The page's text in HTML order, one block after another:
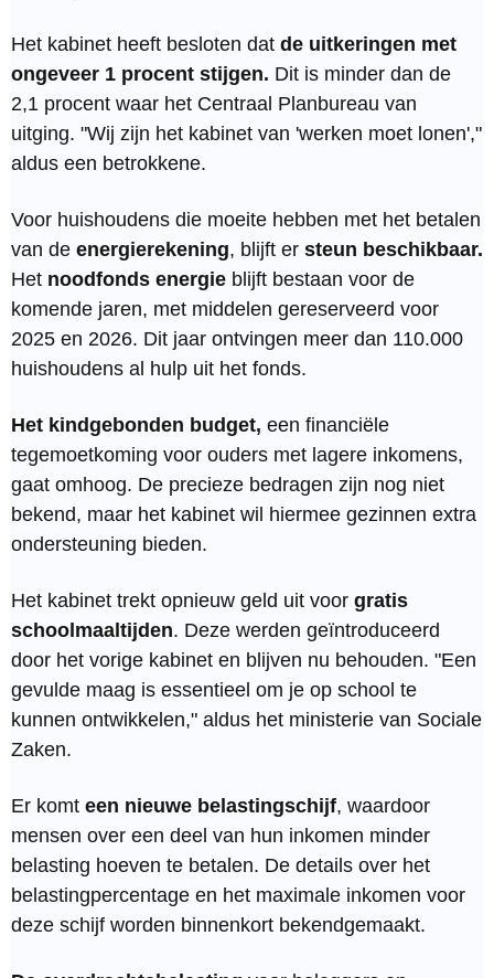
Het kabinet heeft besloten dat de uitkeringen met
ongeveer 1 procent stijgen. Dit is minder dan de
2,1 procent waar het Centraal Planbureau van
uitging. "Wij zijn het kabinet van 'werken moet lonen',"
aldus een betrokkene.
Voor huishoudens die moeite hebben met het betalen
van de energierekening, blijft er steun beschikbaar.
Het noodfonds energie blijft bestaan voor de
komende jaren, met middelen gereserveerd voor
2025 en 2026. Dit jaar ontvingen meer dan 110.000
huishoudens al hulp uit het fonds.
Het kindgebonden budget, een financiële
tegemoetkoming voor ouders met lagere inkomens,
gaat omhoog. De precieze bedragen zijn nog niet
bekend, maar het kabinet wil hiermee gezinnen extra
ondersteuning bieden.
Het kabinet trekt opnieuw geld uit voor gratis
schoolmaaltijden. Deze werden geïntroduceerd
door het vorige kabinet en blijven nu behouden. "Een
gevulde maag is essentieel om je op school te
kunnen ontwikkelen," aldus het ministerie van Sociale
Zaken.
Er komt een nieuwe belastingschijf, waardoor
mensen over een deel van hun inkomen minder
belasting hoeven te betalen. De details over het
belastingpercentage en het maximale inkomen voor
deze schijf worden binnenkort bekendgemaakt.